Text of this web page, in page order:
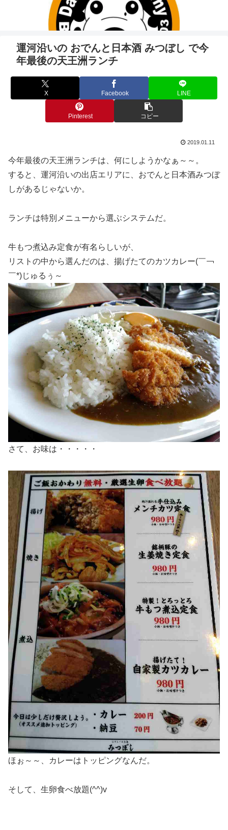
運河沿いの おでんと日本酒 みつぼし で今
年最後の天王洲ランチ
X Facebook LINE
Pinterest コピー
2019.01.11
今年最後の天王洲ランチは、何にしようかなぁ～～。
すると、運河沿いの出店エリアに、おでんと日本酒みつぼ
しがあるじゃないか。
ランチは特別メニューから選ぶシステムだ。
牛もつ煮込み定食が有名らしいが、
リストの中から選んだのは、揚げたてのカツカレー(￣￢
￣*)じゅるぅ～
さて、お味は・・・・・
ほぉ～～、カレーはトッピングなんだ。
そして、生卵食べ放題(^^)v